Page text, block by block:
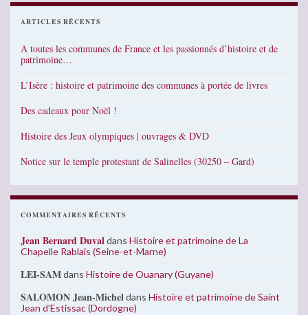
ARTICLES RÉCENTS
A toutes les communes de France et les passionnés d’histoire et de
patrimoine…
L’Isère : histoire et patrimoine des communes à portée de livres
Des cadeaux pour Noël !
Histoire des Jeux olympiques | ouvrages & DVD
Notice sur le temple protestant de Salinelles (30250 – Gard)
COMMENTAIRES RÉCENTS
Jean Bernard Duvaldans Histoire et patrimoine de La
Chapelle Rablais (Seine-et-Marne)
LEI-SAMdans Histoire de Ouanary (Guyane)
SALOMON Jean-Micheldans Histoire et patrimoine de Saint
Jean d’Estissac (Dordogne)